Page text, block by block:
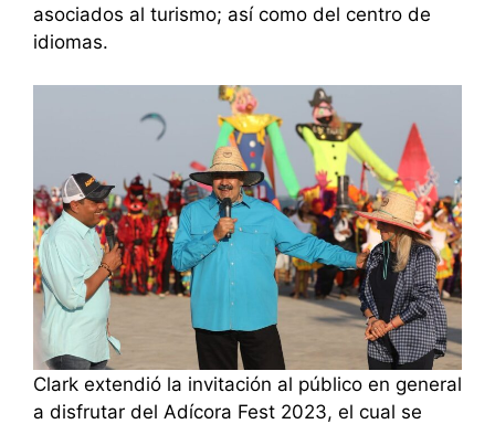
asociados al turismo; así como del centro de
idiomas.
Clark extendió la invitación al público en general
a disfrutar del Adícora Fest 2023, el cual se